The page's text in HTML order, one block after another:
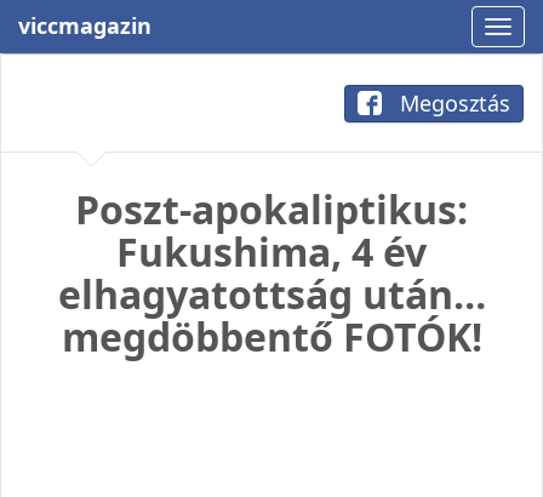
viccmagazin
Megosztás
Poszt-apokaliptikus:
Fukushima, 4 év
elhagyatottság után…
megdöbbentő FOTÓK!